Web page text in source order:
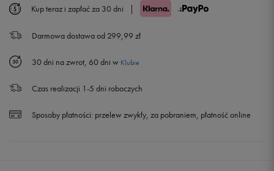
42,5 27 cm
43 27,5 cm
44 28 cm
Kup teraz i zapłać za 30 dni |
Darmowa dostawa od 299,99 zł
30 dni na zwrot, 60 dni w Klubie
Czas realizacji 1-5 dni roboczych
Sposoby płatności: przelew zwykły, za pobraniem, płatność online